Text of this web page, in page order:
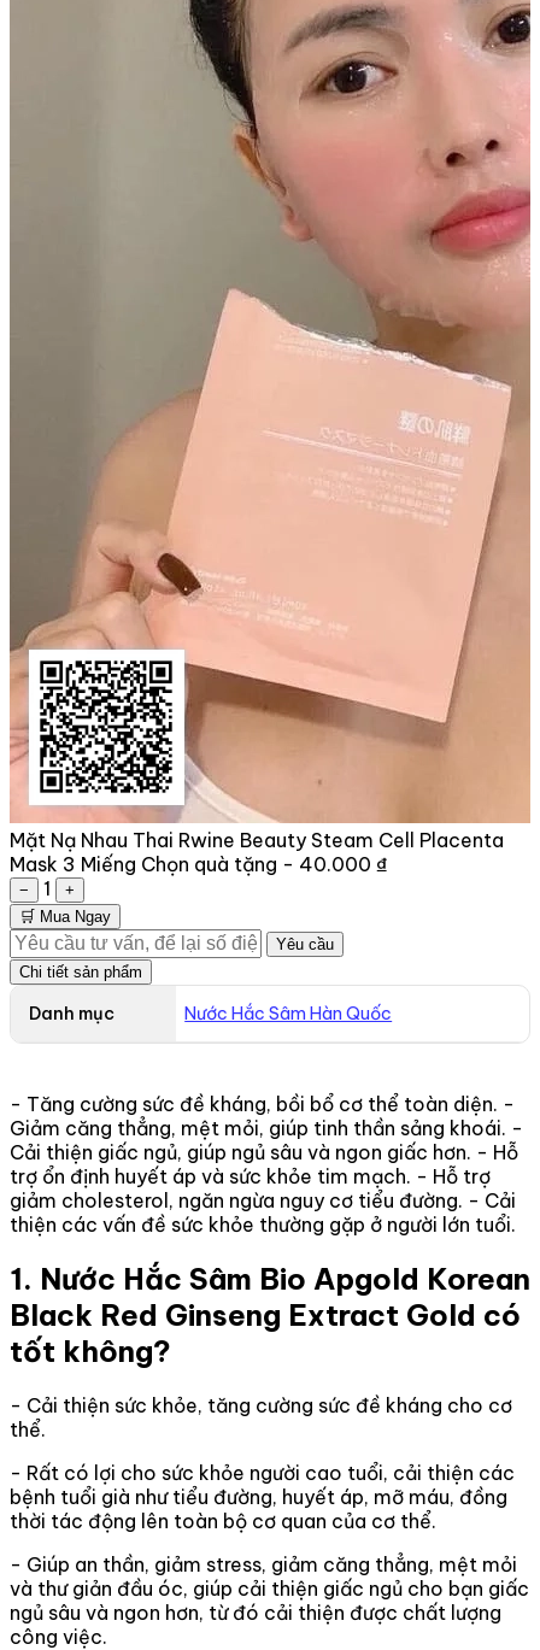
Mặt Nạ Nhau Thai Rwine Beauty Steam Cell Placenta
Mask 3 Miếng Chọn quà tặng - 40.000 ₫
− 1
+
🛒 Mua Ngay
Yêu cầu
Chi tiết sản phẩm
Danh mục Nước Hắc Sâm Hàn Quốc
- Tăng cường sức đề kháng, bồi bổ cơ thể toàn diện. -
Giảm căng thẳng, mệt mỏi, giúp tinh thần sảng khoái. -
Cải thiện giấc ngủ, giúp ngủ sâu và ngon giấc hơn. - Hỗ
trợ ổn định huyết áp và sức khỏe tim mạch. - Hỗ trợ
giảm cholesterol, ngăn ngừa nguy cơ tiểu đường. - Cải
thiện các vấn đề sức khỏe thường gặp ở người lớn tuổi.
1. Nước Hắc Sâm Bio Apgold Korean
Black Red Ginseng Extract Gold có
tốt không?
- Cải thiện sức khỏe, tăng cường sức đề kháng cho cơ
thể.
- Rất có lợi cho sức khỏe người cao tuổi, cải thiện các
bệnh tuổi già như tiểu đường, huyết áp, mỡ máu, đồng
thời tác động lên toàn bộ cơ quan của cơ thể.
- Giúp an thần, giảm stress, giảm căng thẳng, mệt mỏi
và thư giản đầu óc, giúp cải thiện giấc ngủ cho bạn giấc
ngủ sâu và ngon hơn, từ đó cải thiện được chất lượng
công việc.